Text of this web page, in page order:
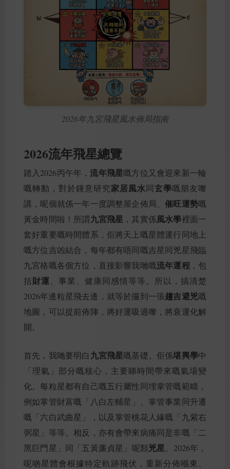
2026年九宮飛星風水佈局指南
2026流年飛星總覽
踏入2026丙午年，流年飛星嘅方位又會迎來新一輪
嘅轉動，對於鍾意研究家居風水同玄學嘅朋友嚟
講，呢個就係一年一度調整屋企佈局、催旺運勢嘅
黃金時間啦！所謂九宮飛星 ，其實係風水學裡面一
套好重要嘅時間體系，佢將天上嘅星體運行同地上
嘅方位吉凶結合，每年都有唔同嘅吉星同兇星飛臨
九宮格嘅各個方位，直接影響我哋嘅流年運程 ，包
括財運 、事業、健康同感情等等。所以，搞清楚
2026年邊粒星飛去邊，就等於攞到一張趨吉避兇嘅
地圖，可以提前佈陣，將好運吸過嚟，將衰運化解
開。
首先，我哋要明白 九宮飛星嘅基礎。佢係堪輿學中
「理氣」部分嘅核心，主要睇時間帶來嘅氣場變
化。每粒星都有自己嘅五行屬性同埋掌管嘅範疇，
例如掌管財富嘅「八白左輔星」、掌管事業同升遷
嘅「六白武曲星」，以及掌管桃花人緣嘅「九紫右
弼星」等等。相反，亦有會帶來病痛同是非嘅「二
黑巨門星」同「五黃廉貞星」呢類兇星。2026年，
呢啲星體會根據特定軌跡飛伏，重新分佈喺東、